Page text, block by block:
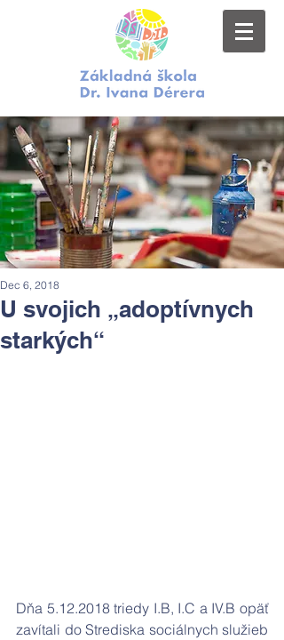
U svojich „adoptívnych
starkých“
Dec 6, 2018
Dňa 5.12.2018 triedy I.B, I.C a IV.B opäť
zavítali do Strediska sociálnych služieb